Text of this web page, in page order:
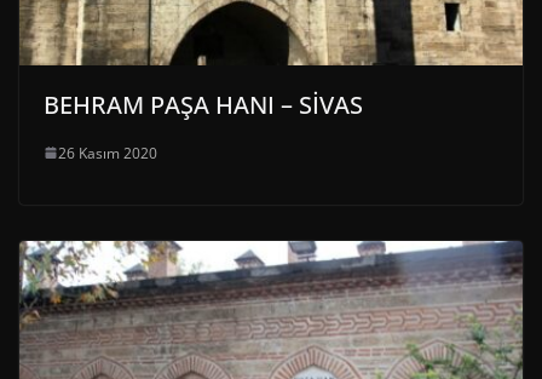
BEHRAM PAŞA HANI – SİVAS
26 Kasım 2020